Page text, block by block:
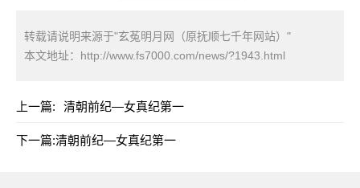
转载请说明来源于"玄菟明月网（原抚顺七千年网站）"
本文地址： http://www.fs7000.com/news/?1943.html
上一篇: 清朝前纪—女真纪第一
下一篇:清朝前纪—女真纪第一